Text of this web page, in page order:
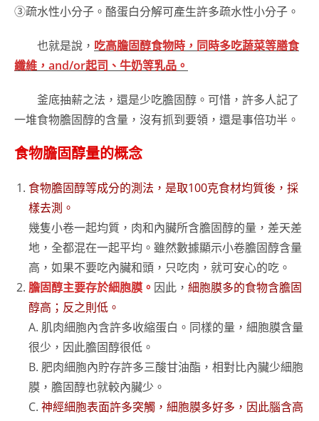
③疏水性小分子。酪蛋白分解可產生許多疏水性小分子。
也就是說， 吃高膽固醇食物時，同時多吃蔬菜等膳食
纖維，and/or起司、牛奶等乳品。
釜底抽薪之法，還是少吃膽固醇。可惜，許多人記了
一堆食物膽固醇的含量，沒有抓到要領，還是事倍功半。
食物膽固醇量的概念
食物膽固醇等成分的測法，是取100克食材均質後，採
樣去測。
幾隻小卷一起均質，肉和內臟所含膽固醇的量，差天差
地，全都混在一起平均。雖然數據顯示小卷膽固醇含量
高，如果不要吃內臟和頭，只吃肉，就可安心的吃。
膽固醇主要存於細胞膜。 因此， 細胞膜多的食物含膽固
醇高；反之則低。
A. 肌肉細胞內含許多收縮蛋白。同樣的量，細胞膜含量
很少，因此膽固醇很低。
B. 肥肉細胞內貯存許多三酸甘油酯，相對比內臟少細胞
膜，膽固醇也就較內臟少。
C. 神經細胞表面許多突觸，細胞膜多好多，因此腦含高